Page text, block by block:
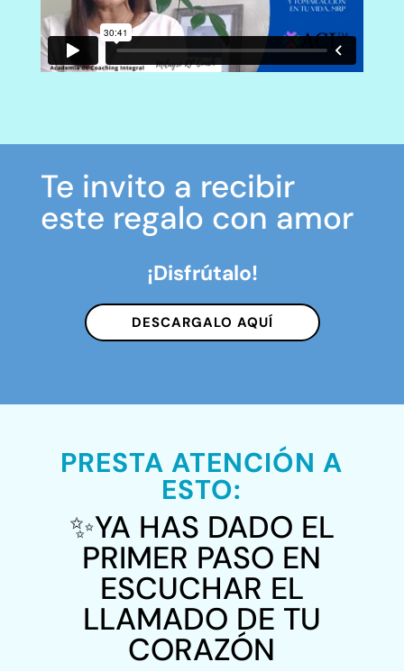
Te invito a recibir
este regalo con amor
¡Disfrútalo!
DESCARGALO AQUÍ
PRESTA ATENCIÓN A
ESTO:
✨YA HAS DADO EL
PRIMER PASO EN
ESCUCHAR EL
LLAMADO DE TU
CORAZÓN